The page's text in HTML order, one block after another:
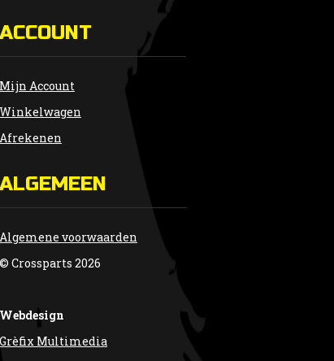
ACCOUNT
Mijn Account
Winkelwagen
Afrekenen
ALGEMEEN
Algemene voorwaarden
© Crossparts 2026
Webdesign
Grèfix Multimedia